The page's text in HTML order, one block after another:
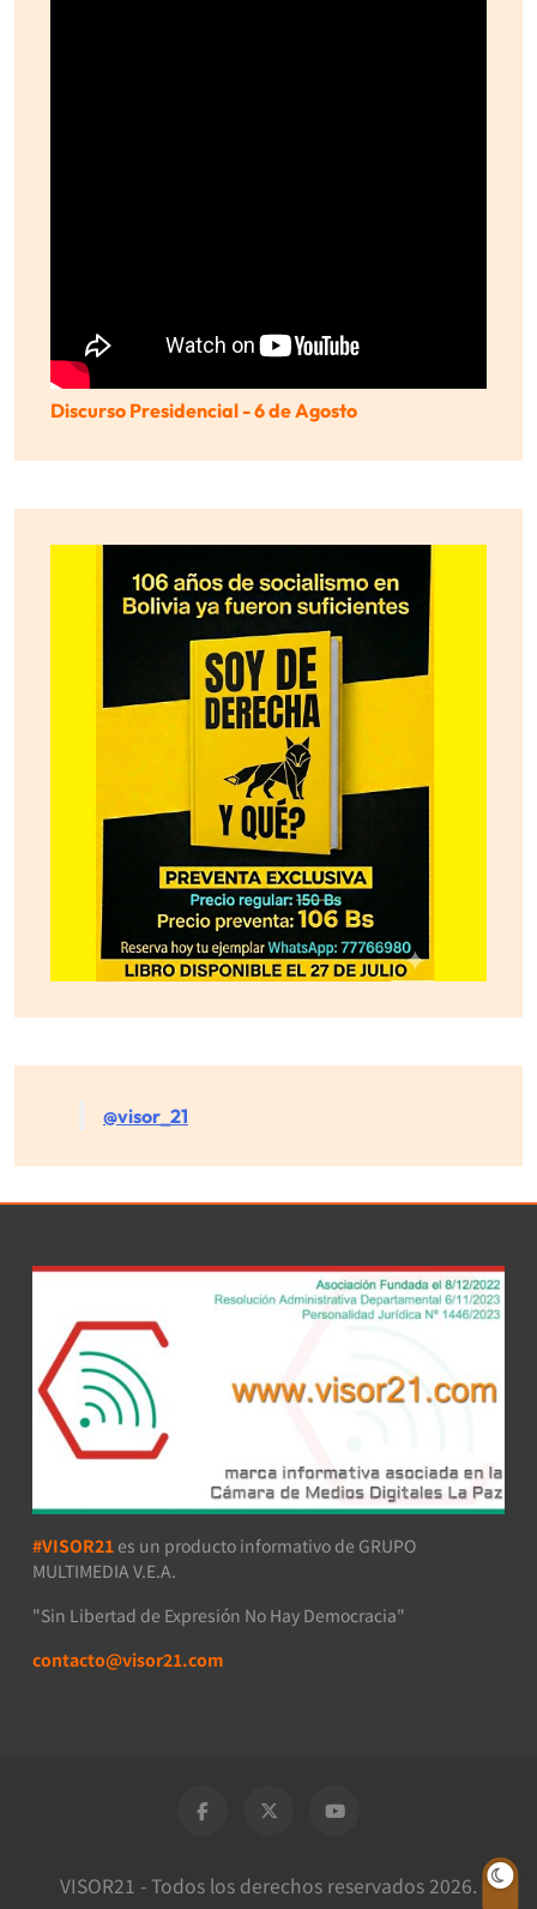
Discurso Presidencial - 6 de Agosto
@visor_21
#VISOR21 es un producto informativo de GRUPO
MULTIMEDIA V.E.A.
"Sin Libertad de Expresión No Hay Democracia"
contacto@visor21.com
VISOR21 - Todos los derechos reservados 2026.